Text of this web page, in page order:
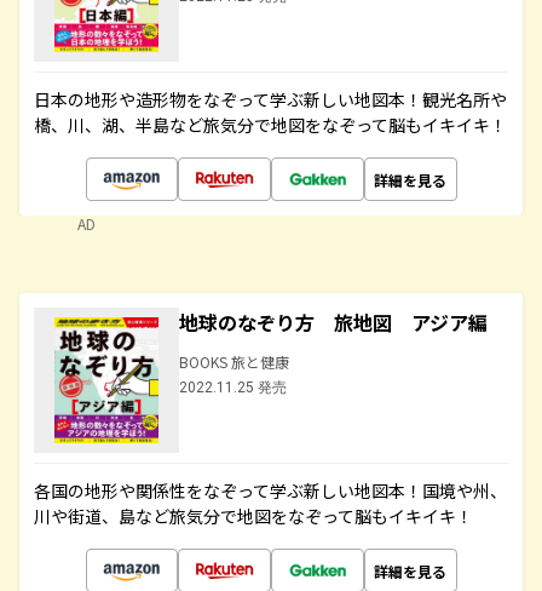
日本の地形や造形物をなぞって学ぶ新しい地図本！観光名所や
橋、川、湖、半島など旅気分で地図をなぞって脳もイキイキ！
詳細を見る
AD
地球のなぞり方 旅地図 アジア編
BOOKS 旅と健康
2022.11.25 発売
各国の地形や関係性をなぞって学ぶ新しい地図本！国境や州、
川や街道、島など旅気分で地図をなぞって脳もイキイキ！
詳細を見る